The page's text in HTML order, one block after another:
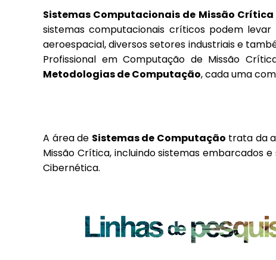
Sistemas Computacionais de Missão Crítica
sistemas computacionais críticos podem
aeroespacial, diversos setores industriais e
Profissional em Computação de Missão
Metodologias de Computação, cada uma
A área de Sistemas de Computação trata da
Missão Crítica, incluindo sistemas embarcados
Cibernética.